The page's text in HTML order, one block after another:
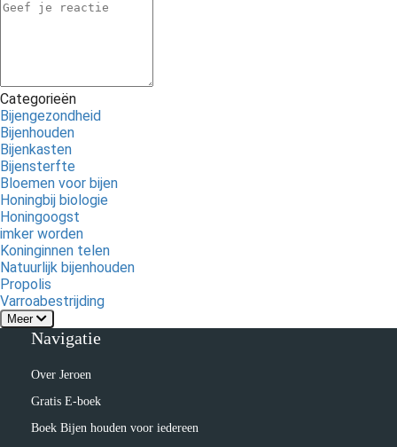
Categorieën
Bijengezondheid
Bijenhouden
Bijenkasten
Bijensterfte
Bloemen voor bijen
Honingbij biologie
Honingoogst
imker worden
Koninginnen telen
Natuurlijk bijenhouden
Propolis
Varroabestrijding
Meer
Navigatie
Over Jeroen
Gratis E-boek
Boek Bijen houden voor iedereen